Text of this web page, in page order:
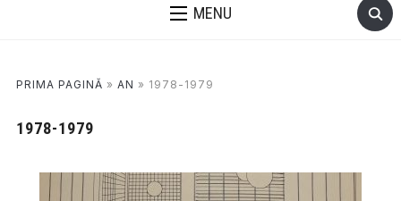
MENU
PRIMA PAGINĂ » AN » 1978-1979
1978-1979